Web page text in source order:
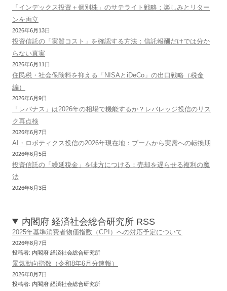
「インデックス投資＋個別株」のサテライト戦略：楽しみとリター
ンを両立
2026年6月13日
投資信託の「実質コスト」を確認する方法：信託報酬だけでは分か
らない真実
2026年6月11日
住民税・社会保険料を抑える「NISAとiDeCo」の出口戦略（税金
編）
2026年6月9日
「レバナス」は2026年の相場で機能するか？レバレッジ投信のリス
ク再点検
2026年6月7日
AI・ロボティクス投信の2026年現在地：ブームから実需への転換期
2026年6月5日
投資信託の「繰延税金」を味方につける：売却を遅らせる複利の魔
法
2026年6月3日
内閣府 経済社会総合研究所 RSS
2025年基準消費者物価指数（CPI）への対応予定について
2026年8月7日
投稿者: 内閣府 経済社会総合研究所
景気動向指数（令和8年6月分速報）
2026年8月7日
投稿者: 内閣府 経済社会総合研究所